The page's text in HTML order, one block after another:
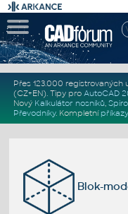
Přes 123.000 registrovaných
(CZ+EN). Tipy pro AutoCAD
Nový Kalkulátor nosníků,
Převodníky. Kompletní příkazy
Blok-